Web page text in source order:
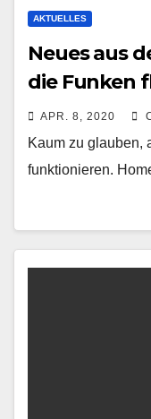
AKTUELLES
Neues aus
die Funken
APR. 8, 2020
Kaum zu glauben,
funktionieren.